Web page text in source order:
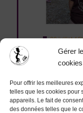
Gérer
cookies
Pour offrir les meilleures
telles que les cookies pour
appareils. Le fait de
des données telles que le
Initiation
M
v
a
n
t
30 juillet-